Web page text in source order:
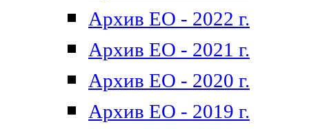
Архив ЕО - 2022 г.
Архив ЕО - 2021 г.
Архив ЕО - 2020 г.
Архив ЕО - 2019 г.